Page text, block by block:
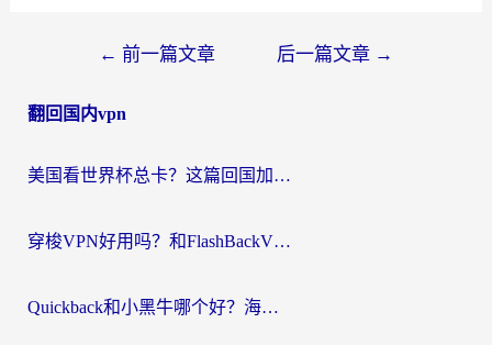
导
← 前一篇文章 后一篇文章 →
翻回国内vpn
美国看世界杯总卡？这篇回国加速器指南帮你无缝刷国内资源（附苹果手机VPN设置步骤）
穿梭VPN好用吗？和FlashBackVPN对比哪个回国效果更好？
Quickback和小黑牛哪个好？海外党亲测指南，选对回国加速器秒回国内